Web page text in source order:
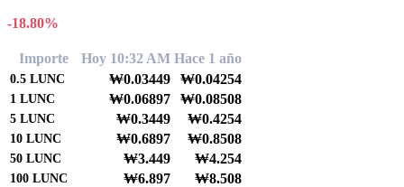
-18.80%
Importe Hoy 10:32 AM Hace 1 año
0.5 LUNC ₩0.03449 ₩0.04254
1 LUNC ₩0.06897 ₩0.08508
5 LUNC ₩0.3449 ₩0.4254
10 LUNC ₩0.6897 ₩0.8508
50 LUNC ₩3.449 ₩4.254
100 LUNC ₩6.897 ₩8.508